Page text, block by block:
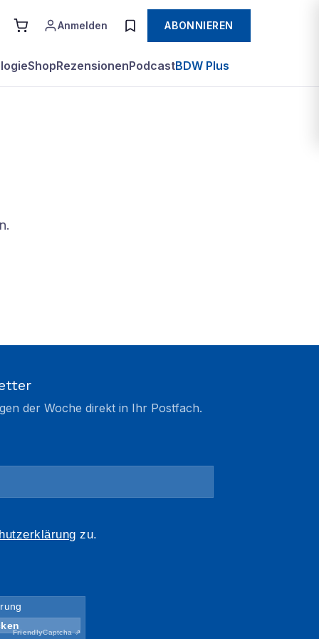
Anmelden ABONNIEREN
ShopRezensionenPodcastBDW Plus
der Woche direkt in Ihr Postfach.